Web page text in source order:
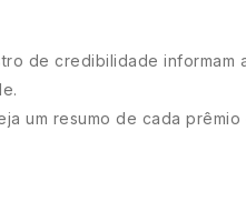
de credibilidade
um resumo de cada